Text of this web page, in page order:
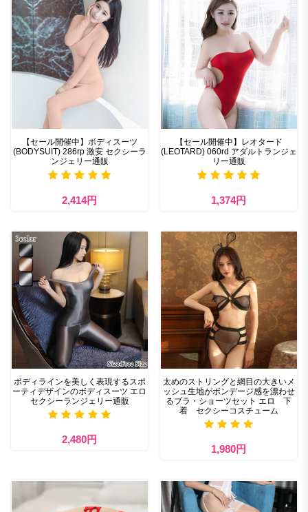
【セール開催中】ボディスーツ
(BODYSUIT) 286rp 激安 セクシーラ
ンジェリー通販
2,414円
【セール開催中】レオタード
(LEOTARD) 060rd アダルトランジェ
リー通販
1,374円
ボディラインを美しく表現するスポ
ーティデザインのボディスーツ エロ
セクシーランジェリー通販
2,480円
太めのストリングと網目の大きいメ
ッシュ生地がボンデージ感を漂わせ
るブラ・ショーツセット エロ 下
着 セクシーコスチューム
1,980円